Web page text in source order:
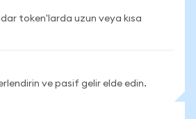
token'larda uzun veya kısa
ve pasif gelir elde edin.